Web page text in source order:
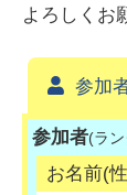
よろしくお
参加
参加者(ラ
お名前(